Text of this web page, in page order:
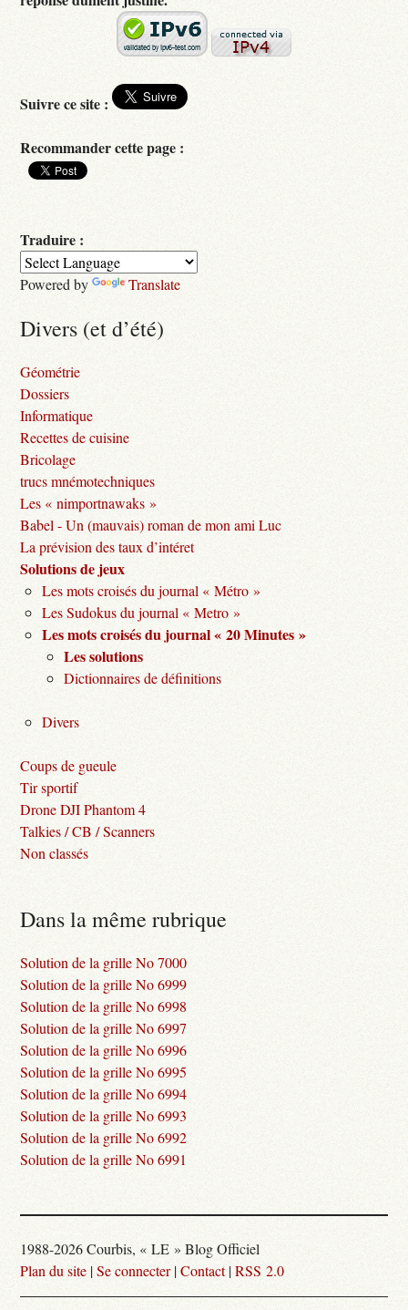
Suivre ce site :
Recommander cette page :
Traduire :
Powered by Translate
Divers (et d’été)
Géométrie
Dossiers
Informatique
Recettes de cuisine
Bricolage
trucs mnémotechniques
Les « nimportnawaks »
Babel - Un (mauvais) roman de mon ami Luc
La prévision des taux d’intéret
Solutions de jeux
Les mots croisés du journal « Métro »
Les Sudokus du journal « Metro »
Les mots croisés du journal « 20 Minutes »
Les solutions
Dictionnaires de définitions
Divers
Coups de gueule
Tir sportif
Drone DJI Phantom 4
Talkies / CB / Scanners
Non classés
Dans la même rubrique
Solution de la grille No 7000
Solution de la grille No 6999
Solution de la grille No 6998
Solution de la grille No 6997
Solution de la grille No 6996
Solution de la grille No 6995
Solution de la grille No 6994
Solution de la grille No 6993
Solution de la grille No 6992
Solution de la grille No 6991
1988-2026 Courbis, « LE » Blog Officiel
Plan du site |Se connecter|Contact|RSS 2.0